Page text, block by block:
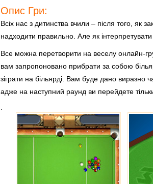
Опис Гри:
Всіх нас з дитинства вчили – після того, як
надходити правильно. Але як
Все можна перетворити на веселу онлайн-
вам запропоновано прибрати за собою
зіграти на більярді. Вам буде дано виразно
адже на наступний раунд ви перейдете